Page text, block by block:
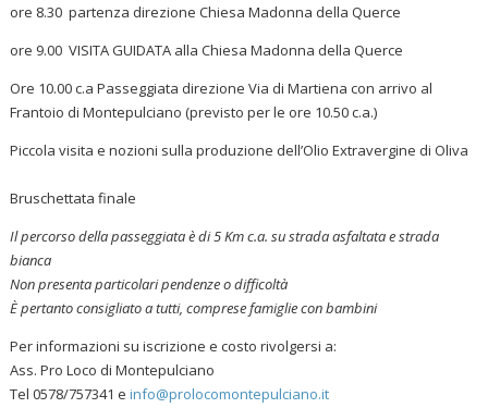
ore 8.30 partenza direzione Chiesa Madonna della Querce
ore 9.00VISITA GUIDATA alla Chiesa Madonna della Querce
Ore 10.00 c.a Passeggiata direzione Via di Martiena con arrivo al
Frantoio di Montepulciano (previsto per le ore 10.50 c.a.)
Piccola visita e nozioni sulla produzione dell’Olio Extravergine di Oliva
Bruschettata finale
Il percorso della passeggiata è di 5 Km c.a. su strada asfaltata e strada
bianca
Non presenta particolari pendenze o difficoltà
È pertanto consigliato a tutti, comprese famiglie con bambini
Per informazioni su iscrizione e costo rivolgersi a:
Ass. Pro Loco di Montepulciano
Tel 0578/757341 einfo@prolocomontepulciano.it